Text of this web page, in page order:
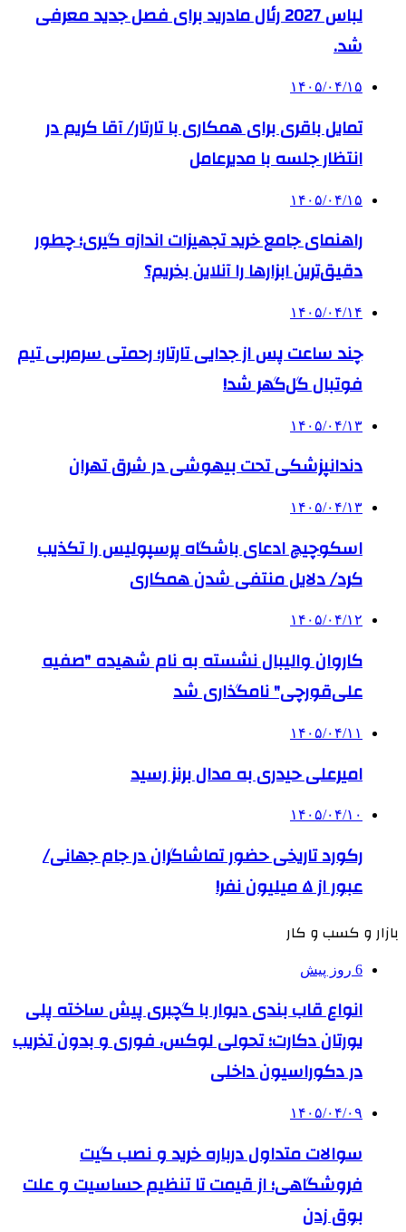
لباس 2027 رئال مادرید برای فصل جدید معرفی
شد.
۱۴۰۵/۰۴/۱۵
تمایل باقری برای همکاری با تارتار/ آقا کریم در
انتظار جلسه با مدیرعامل
۱۴۰۵/۰۴/۱۵
راهنمای جامع خرید تجهیزات اندازه گیری؛ چطور
دقیق‌ترین ابزارها را آنلاین بخریم؟
۱۴۰۵/۰۴/۱۴
چند ساعت پس از جدایی تارتار؛ رحمتی سرمربی تیم
فوتبال گل‌گهر شد!
۱۴۰۵/۰۴/۱۳
دندانپزشکی تحت بیهوشی در شرق تهران
۱۴۰۵/۰۴/۱۳
اسکوچیچ ادعای باشگاه پرسپولیس را تکذیب
کرد/ دلایل منتفی شدن همکاری
۱۴۰۵/۰۴/۱۲
کاروان والیبال نشسته به نام شهیده "صفیه
علی‌قورچی" نامگذاری شد
۱۴۰۵/۰۴/۱۱
امیرعلی حیدری به مدال برنز رسید
۱۴۰۵/۰۴/۱۰
رکورد تاریخی حضور تماشاگران در جام جهانی/
عبور از ۵ میلیون نفر!
بازار و کسب و کار
6 روز پیش
انواع قاب بندی دیوار با گچبری پیش ساخته پلی
یورتان دکارت؛ تحولی لوکس، فوری و بدون تخریب
در دکوراسیون داخلی
۱۴۰۵/۰۴/۰۹
سوالات متداول درباره خرید و نصب گیت
فروشگاهی؛ از قیمت تا تنظیم حساسیت و علت
بوق زدن